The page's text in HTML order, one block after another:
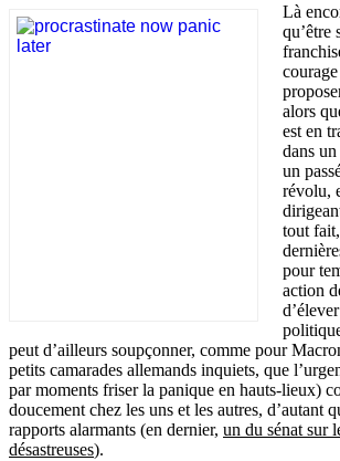
Là
qu’être
alors
est en
dans
un
révolu,
tout
pour
action
peut d’ailleurs soupçonner, comme pour
petits camarades allemands inquiets, que
par moments friser la panique en hauts-lieux)
doucement chez les uns et les autres, d’autant
rapports alarmants (en dernier, un du sénat sur
désastreuses).